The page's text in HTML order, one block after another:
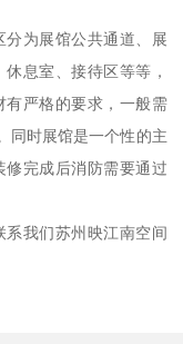
为展馆公共通道、展
息室、接待区等等，
有严格的要求，一般需
同时展馆是一个性的主
完成后消防需要通过
我们苏州映江南空间